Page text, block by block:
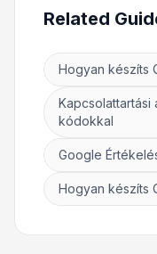
Related
Hogyan készíts
Kapcsolattartási
kódokkal
Google
Hogyan készíts